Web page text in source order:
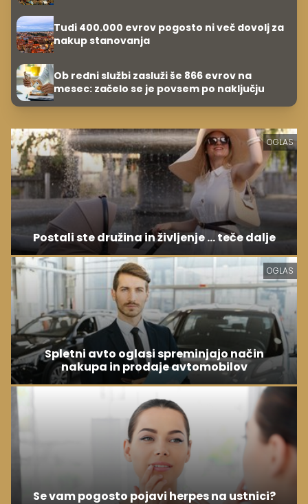
Tudi 400.000 evrov pogosto ni več dovolj za
nakup stanovanja
Ob redni službi zasluži še 866 evrov na
mesec: začelo se je povsem po naključju
OGLAS
Postali ste družina in življenje ... teče dalje
OGLAS
Spletni avto oglasi spreminjajo način
nakupa in prodaje avtomobilov
Se vam pogosto pojavi herpes na ustnici?